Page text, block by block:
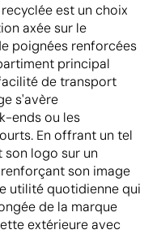
est un choix
axée sur le
poignées renforcées
principal
de transport
s'avère
ends ou les
En offrant un tel
son logo sur un
son image
utilité quotidienne qui
de la marque
extérieure avec